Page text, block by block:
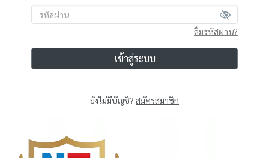
ลืมรหัสผ่าน?
เข้าสู่ระบบ
ยังไม่มีบัญชี? สมัครสมาชิก